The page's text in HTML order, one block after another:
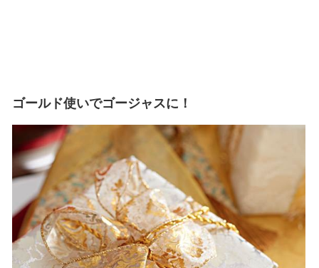
ゴールド使いでゴージャスに！